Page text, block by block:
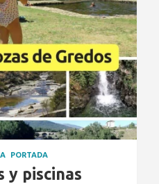
PORTADA
y piscinas